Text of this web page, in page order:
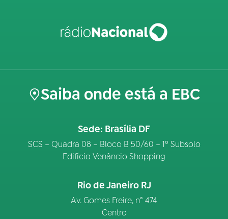
Saiba onde está a EBC
Sede: Brasília DF
SCS – Quadra 08 – Bloco B 50/60 – 1º Subsolo
Edifício Venâncio Shopping
Rio de Janeiro RJ
Av. Gomes Freire, n° 474
Centro